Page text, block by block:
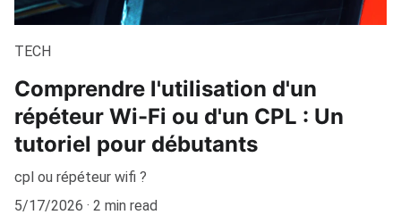
TECH
Comprendre l'utilisation d'un
répéteur Wi-Fi ou d'un CPL : Un
tutoriel pour débutants
cpl ou répéteur wifi ?
5/17/2026
2 min read